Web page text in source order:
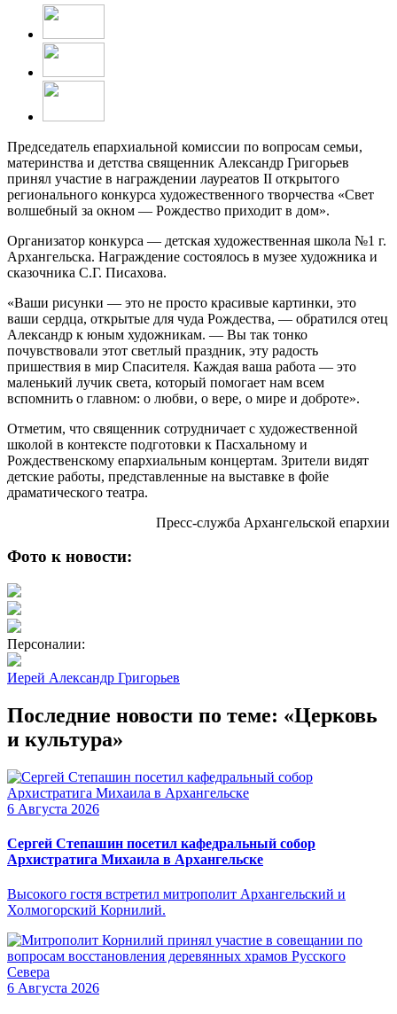
Председатель епархиальной комиссии по вопросам семьи,
материнства и детства священник Александр Григорьев
принял участие в награждении лауреатов II открытого
регионального конкурса художественного творчества «Свет
волшебный за окном — Рождество приходит в дом».
Организатор конкурса — детская художественная школа №1 г.
Архангельска. Награждение состоялось в музее художника и
сказочника С.Г. Писахова.
«Ваши рисунки — это не просто красивые картинки, это
ваши сердца, открытые для чуда Рождества, — обратился отец
Александр к юным художникам. — Вы так тонко
почувствовали этот светлый праздник, эту радость
пришествия в мир Спасителя. Каждая ваша работа — это
маленький лучик света, который помогает нам всем
вспомнить о главном: о любви, о вере, о мире и доброте».
Отметим, что священник сотрудничает с художественной
школой в контексте подготовки к Пасхальному и
Рождественскому епархиальным концертам. Зрители видят
детские работы, представленные на выставке в фойе
драматического театра.
Пресс-служба Архангельской епархии
Фото к новости:
Персоналии:
Иерей Александр Григорьев
Последние новости по теме: «Церковь
и культура»
6 Августа 2026
Сергей Степашин посетил кафедральный собор
Архистратига Михаила в Архангельске
Высокого гостя встретил митрополит Архангельский и
Холмогорский Корнилий.
6 Августа 2026